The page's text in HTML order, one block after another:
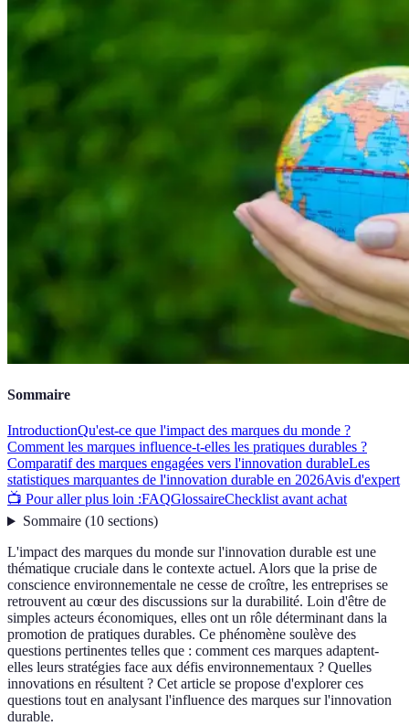
Sommaire
IntroductionQu'est-ce que l'impact des marques du monde ?
Comment les marques influence-t-elles les pratiques durables ?
Comparatif des marques engagées vers l'innovation durableLes
statistiques marquantes de l'innovation durable en 2026Avis d'expert
📺 Pour aller plus loin :FAQGlossaireChecklist avant achat
Sommaire(10 sections)
L'impact des marques du monde sur l'innovation durable est une
thématique cruciale dans le contexte actuel. Alors que la prise de
conscience environnementale ne cesse de croître, les entreprises se
retrouvent au cœur des discussions sur la durabilité. Loin d'être de
simples acteurs économiques, elles ont un rôle déterminant dans la
promotion de pratiques durables. Ce phénomène soulève des
questions pertinentes telles que : comment ces marques adaptent-
elles leurs stratégies face aux défis environnementaux ? Quelles
innovations en résultent ? Cet article se propose d'explorer ces
questions tout en analysant l'influence des marques sur l'innovation
durable.